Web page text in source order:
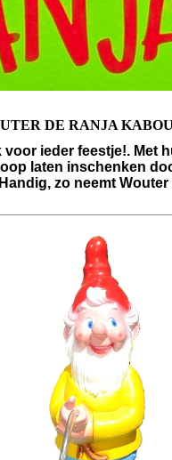
DE RANJA
ieder feestje!. Met
laten inschenken
zo neemt